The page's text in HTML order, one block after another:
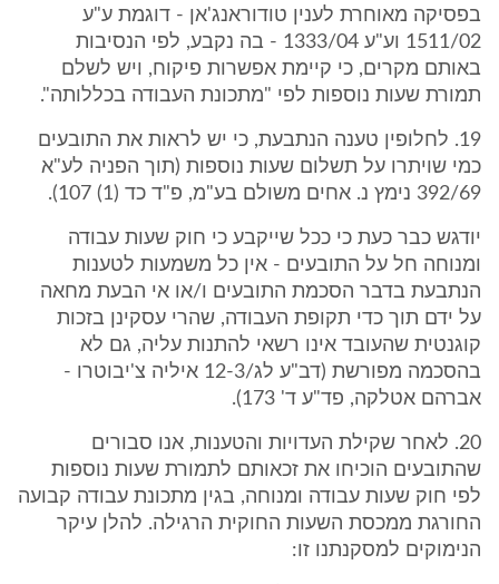
בפסיקה מאוחרת לענין טודוראנג'אן - דוגמת ע"ע
1511/02 וע"ע 1333/04 - בה נקבע, לפי הנסיבות
באותם מקרים, כי קיימת אפשרות פיקוח, ויש לשלם
תמורת שעות נוספות לפי "מתכונת העבודה בכללותה".
19. לחלופין טענה הנתבעת, כי יש לראות את התובעים
כמי שויתרו על תשלום שעות נוספות (תוך הפניה לע"א
392/69 נימץ נ. אחים משולם בע"מ, פ"ד כד (1) 107).
יודגש כבר כעת כי ככל שייקבע כי חוק שעות עבודה
ומנוחה חל על התובעים - אין כל משמעות לטענות
הנתבעת בדבר הסכמת התובעים ו/או אי הבעת מחאה
על ידם תוך כדי תקופת העבודה, שהרי עסקינן בזכות
קוגנטית שהעובד אינו רשאי להתנות עליה, גם לא
בהסכמה מפורשת (דב"ע לג/12-3 איליה צ'יבוטרו -
אברהם אטלקה, פד"ע ד' 173).
20. לאחר שקילת העדויות והטענות, אנו סבורים
שהתובעים הוכיחו את זכאותם לתמורת שעות נוספות
לפי חוק שעות עבודה ומנוחה, בגין מתכונת עבודה קבועה
החורגת ממכסת השעות החוקית הרגילה. להלן עיקר
הנימוקים למסקנתנו זו: